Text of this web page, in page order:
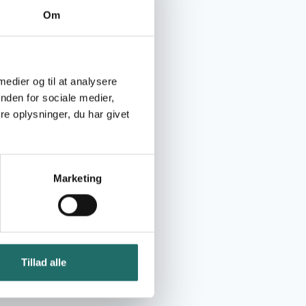
Om
og til at analysere
for sociale medier,
oplysninger, du har givet
Marketing
Tillad alle
sammen kan
håber, at
til et
og
og ansvar